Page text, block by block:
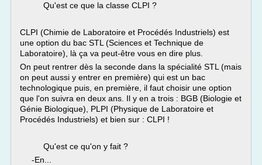
Qu'est ce que la classe CLPI ?
CLPI (Chimie de Laboratoire et Procédés Industriels) est
une option du bac STL (Sciences et Technique de
Laboratoire), là ça va peut-être vous en dire plus.
On peut rentrer dès la seconde dans la spécialité STL (mais
on peut aussi y entrer en première) qui est un bac
technologique puis, en première, il faut choisir une option
que l'on suivra en deux ans. Il y en a trois : BGB (Biologie et
Génie Biologique), PLPI (Physique de Laboratoire et
Procédés Industriels) et bien sur : CLPI !
Qu'est ce qu'on y fait ?
-En...